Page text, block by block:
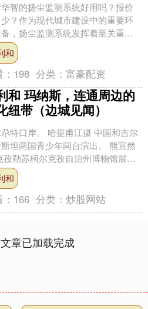
智的扬尘监测系统好用吗？报价
？作为现代城市建设中的重要环
，扬尘监测系统发挥着至关重要
。而在众多的扬尘监测系统品牌
行华智的产品备受关....
和
198 分类：富豪配资
和 玛纳斯，连通周边的
纽带（边城见闻）
特口岸。 哈提甫江摄 中国和吉尔
坦两国青少年同台演出。 熊宣然
孜勒苏柯尔克孜自治州博物馆展示
纳斯》（汉文全译本）。 新华社
宏岩摄 ....
和
166 分类：炒股网站
章已加载完成